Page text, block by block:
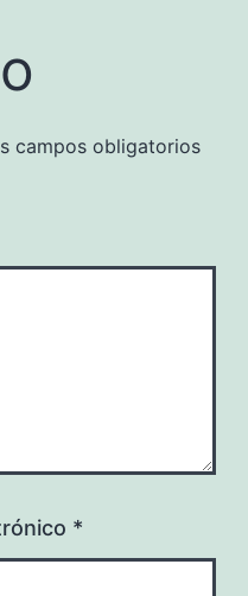
campos obligatorios
*